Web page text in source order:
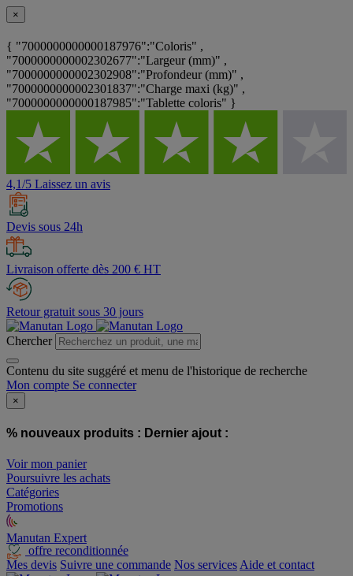
×
{ "7000000000000187976":"Coloris" ,
"7000000000002302677":"Largeur (mm)" ,
"7000000000002302908":"Profondeur (mm)" ,
"7000000000002301837":"Charge maxi (kg)" ,
"7000000000000187985":"Tablette coloris" }
4,1/5 Laissez un avis
Devis sous 24h
Livraison offerte dès 200 € HT
Retour gratuit sous 30 jours
Chercher
Contenu du site suggéré et menu de l'historique de recherche
Mon compte Se connecter
×
% nouveaux produits : Dernier ajout :
Voir mon panier
Poursuivre les achats
Catégories
Promotions
Manutan Expert
offre reconditionnée
Mes devis Suivre une commande Nos services Aide et contact